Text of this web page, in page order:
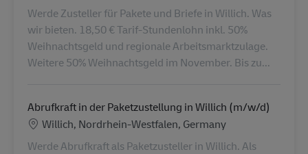
Werde Zusteller für Pakete und Briefe in Willich. Was
wir bieten. 18,50 € Tarif-Stundenlohn inkl. 50%
Weihnachtsgeld und regionale Arbeitsmarktzulage.
Weitere 50% Weihnachtsgeld im November. Bis zu...
Abrufkraft in der Paketzustellung in Willich (m/w/d)
Location
Willich, Nordrhein-Westfalen, Germany
Werde Abrufkraft als Paketzusteller in Willich. Als